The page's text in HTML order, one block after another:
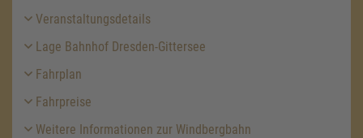
Veranstaltungsdetails
Lage Bahnhof Dresden-Gittersee
Fahrplan
Fahrpreise
Weitere Informationen zur Windbergbahn